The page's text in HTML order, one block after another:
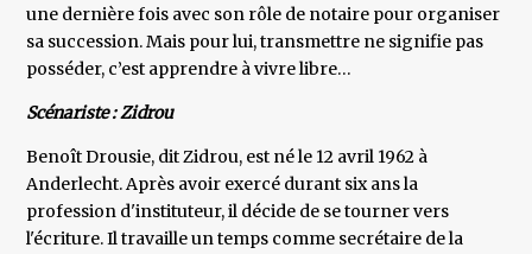
une dernière fois avec son rôle de notaire pour organiser
sa succession. Mais pour lui, transmettre ne signifie pas
posséder, c’est apprendre à vivre libre…
Scénariste : Zidrou
Benoît Drousie, dit Zidrou, est né le 12 avril 1962 à
Anderlecht. Après avoir exercé durant six ans la
profession d'instituteur, il décide de se tourner vers
l'écriture. Il travaille un temps comme secrétaire de la